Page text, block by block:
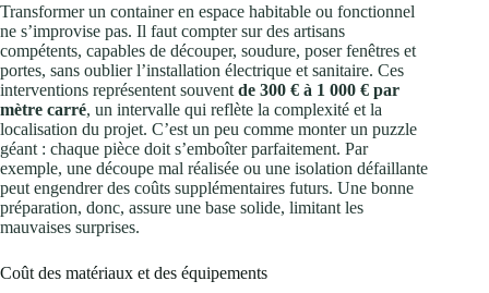
Transformer un container en espace habitable ou fonctionnel
ne s’improvise pas. Il faut compter sur des artisans
compétents, capables de découper, soudure, poser fenêtres et
portes, sans oublier l’installation électrique et sanitaire. Ces
interventions représentent souvent de 300 € à 1 000 € par
mètre carré, un intervalle qui reflète la complexité et la
localisation du projet. C’est un peu comme monter un puzzle
géant : chaque pièce doit s’emboîter parfaitement. Par
exemple, une découpe mal réalisée ou une isolation défaillante
peut engendrer des coûts supplémentaires futurs. Une bonne
préparation, donc, assure une base solide, limitant les
mauvaises surprises.
Coût des matériaux et des équipements